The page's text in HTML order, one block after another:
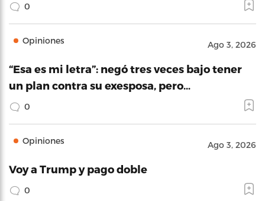
0
Opiniones Ago 3, 2026
“Esa es mi letra”: negó tres veces bajo tener
un plan contra su exesposa, pero…
0
Opiniones Ago 3, 2026
Voy a Trump y pago doble
0